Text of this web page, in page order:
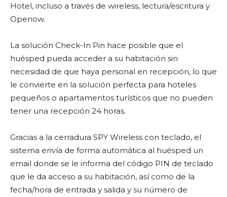
Hotel, incluso a través de wireless, lectura/escritura y
Openow.
La solución Check-In Pin hace posible que el
huésped pueda acceder a su habitación sin
necesidad de que haya personal en recepción, lo que
le convierte en la solución perfecta para hoteles
pequeños o apartamentos turísticos que no pueden
tener una recepción 24 horas.
Gracias a la cerradura SPY Wireless con teclado, el
sistema envía de forma automática al huésped un
email donde se le informa del código PIN de teclado
que le da acceso a su habitación, así como de la
fecha/hora de entrada y salida y su número de